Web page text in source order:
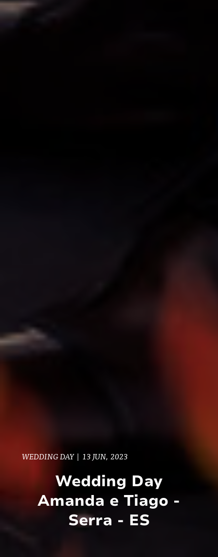
WEDDING DAY| 13 JUN, 2023
Wedding Day
Amanda e Tiago -
Serra - ES